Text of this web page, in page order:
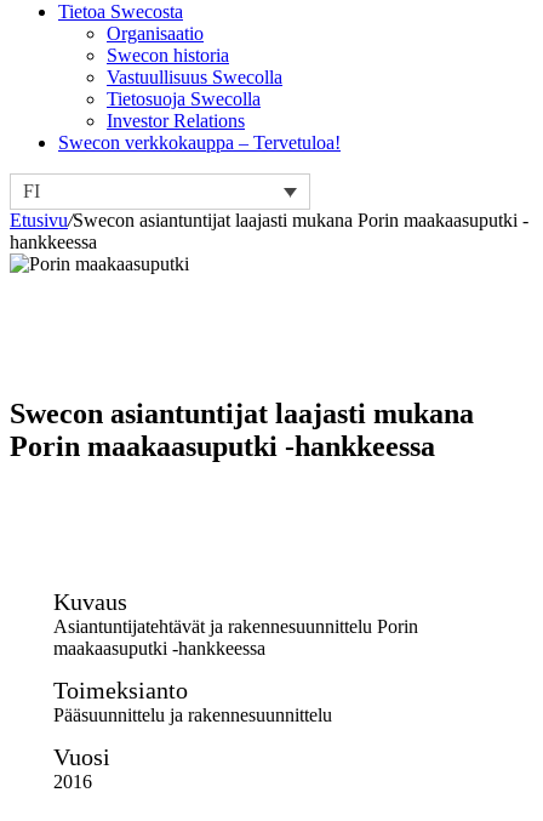
Tietoa Swecosta
Organisaatio
Swecon historia
Vastuullisuus Swecolla
Tietosuoja Swecolla
Investor Relations
Swecon verkkokauppa – Tervetuloa!
FI
Etusivu/Swecon asiantuntijat laajasti mukana Porin maakaasuputki -
hankkeessa
Swecon asiantuntijat laajasti mukana
Porin maakaasuputki -hankkeessa
Kuvaus
Asiantuntijatehtävät ja rakennesuunnittelu Porin
maakaasuputki -hankkeessa
Toimeksianto
Pääsuunnittelu ja rakennesuunnittelu
Vuosi
2016